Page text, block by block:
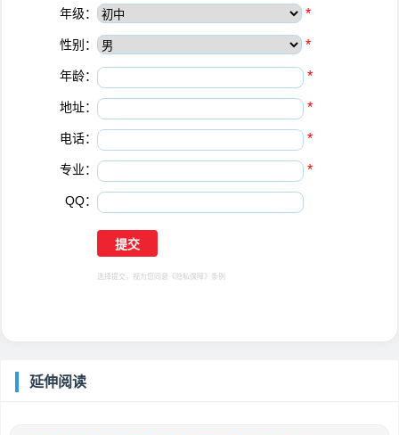
年级： *
性别： *
年龄： *
地址： *
电话： *
专业： *
QQ：
选择提交，视为您同意 《隐私保障》 条例
延伸阅读